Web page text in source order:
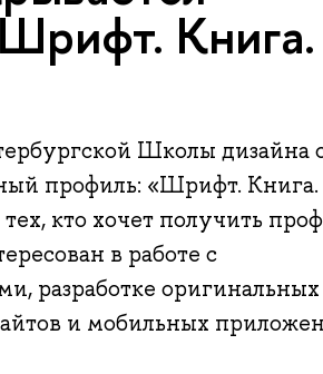
Книга.
Школы дизайна
профиль: «Шрифт. Книга.
кто хочет получить
в работе с
разработке
и мобильных